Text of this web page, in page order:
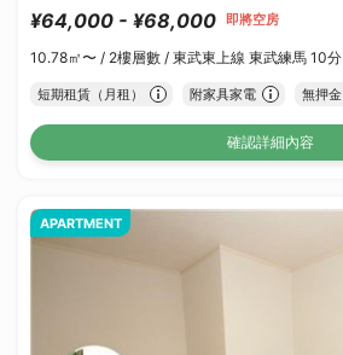
¥64,000 - ¥68,000 即將空房
10.78㎡〜 / 2樓層數 / 東武東上線 東武練馬 10分
短期租賃（月租） 附家具家電 無押金
確認詳細內容
APARTMENT